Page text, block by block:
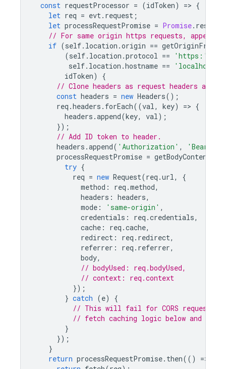
const requestProcessor = (idToken) => {
let req = evt. request ;
let processRequestPromise = Promise. resolve
// For same origin https requests, append
if (self. location .origin ==
(self. location .protocol == 'https:'
self. location .hostname == 'localhost'
idToken)
{
// Clone headers as request headers are
const headers = new Headers();
req .headers . forEach((val, key) => {
headers .append(key, val);
});
// Add ID token to header.
headers .append( 'Authorization' ,
'Bearer '
processRequestPromise = getBodyContent
try {
req = new Request(req .url,
{
method : req .method,
headers : headers,
mode : 'same-origin' ,
credentials : req .credentials,
cache : req .cache,
redirect : req . redirect,
referrer : req . referrer,
body,
// bodyUsed: req.bodyUsed,
// context: req.context
});
} catch (e)
{
// This will fail for CORS requests.
// fetch caching logic below and do
}
});
}
return processRequestPromise. then(() =>